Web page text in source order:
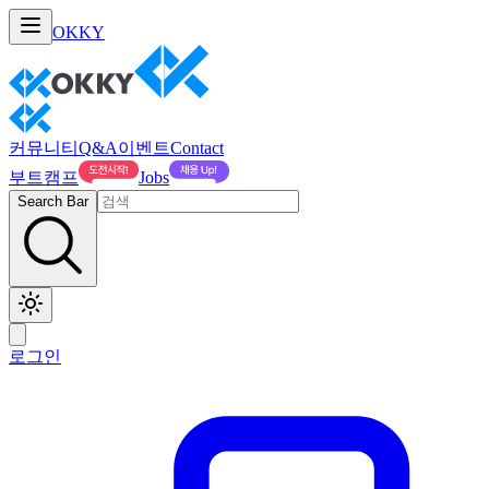
OKKY
커뮤니티 Q&A이벤트Contact
부트캠프
Jobs
Search Bar
로그인